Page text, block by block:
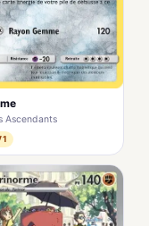
Ascendants